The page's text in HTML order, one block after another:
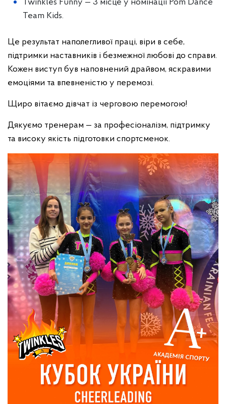
Twinkles Funny — 3 місце у номінації Pom Dance
Team Kids.
Це результат наполегливої праці, віри в себе,
підтримки наставників і безмежної любові до справи.
Кожен виступ був наповнений драйвом, яскравими
емоціями та впевненістю у перемозі.
Щиро вітаємо дівчат із черговою перемогою!
Дякуємо тренерам — за професіоналізм, підтримку
та високу якість підготовки спортсменок.